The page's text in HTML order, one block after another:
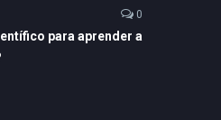
0
para aprender a